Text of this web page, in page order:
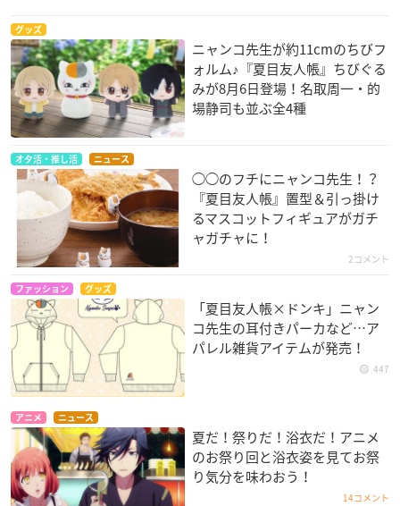
グッズ
ニャンコ先生が約11cmのちびフ
ォルム♪『夏目友人帳』ちびぐる
みが8月6日登場！名取周一・的
場静司も並ぶ全4種
オタ活・推し活 ニュース
◯◯のフチにニャンコ先生！？
『夏目友人帳』置型＆引っ掛け
るマスコットフィギュアがガチ
ャガチャに！
2コメント
ファッション グッズ
「夏目友人帳×ドンキ」ニャン
コ先生の耳付きパーカなど…ア
パレル雑貨アイテムが発売！
447
アニメ ニュース
夏だ！祭りだ！浴衣だ！アニメ
のお祭り回と浴衣姿を見てお祭
り気分を味わおう！
14コメント